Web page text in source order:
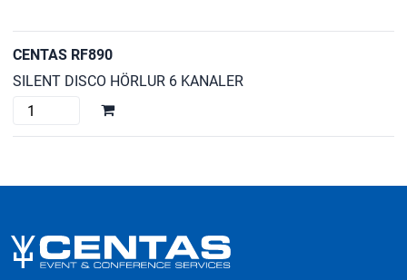
CENTAS RF890
SILENT DISCO HÖRLUR 6 KANALER
CENTAS